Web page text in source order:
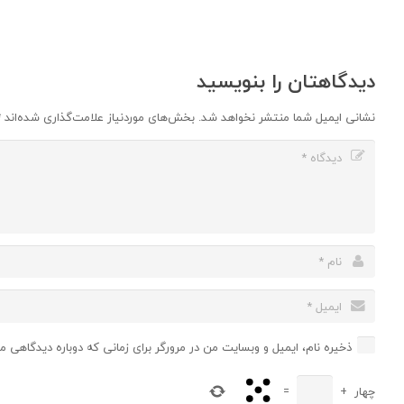
دیدگاهتان را بنویسید
نشانی ایمیل شما منتشر نخواهد شد. بخش‌های موردنیاز علامت‌گذاری شده‌اند
ذخیره نام، ایمیل و وبسایت من در مرورگر برای زمانی که دوباره
چهار +
=